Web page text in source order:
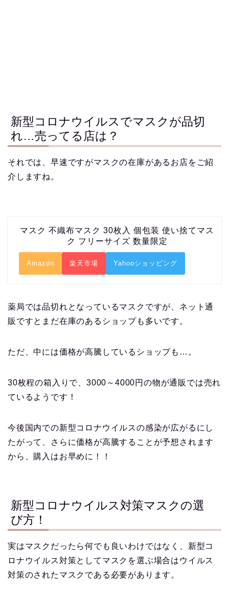
新型コロナウイルスでマスクが品切
れ…売ってる店は？
それでは、早速ですがマスクの在庫があるお店をご紹
介しますね。
マスク 不織布マスク 30枚入 個包装 使い捨てマス
ク フリーサイズ 数量限定
Amazon 楽天市場 Yahooショッピング
薬局では品切れとなっているマスクですが、ネット通
販ですとまだ在庫のあるショップも多いです。
ただ、中には価格が高騰しているショップも…。
30枚程の箱入りで、3000～4000円の物が通販では売れ
ているようです！
今後国内での新型コロナウイルスの感染が広がるにし
たがって、さらに価格が高騰することが予想されます
から、購入はお早めに！！
新型コロナウイルス対策マスクの選
び方！
実はマスクだったら何でも良いわけではなく、新型コ
ロナウイルス対策としてマスクを選ぶ場合はウイルス
対策のされたマスクである必要があります。